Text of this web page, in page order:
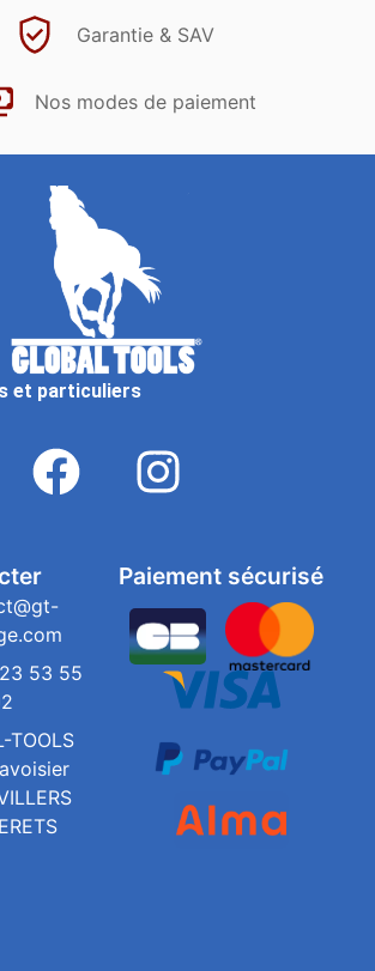
Garantie & SAV
Nos modes de paiement
et particuliers
Paiement sécurisé
53 55
TOOLS